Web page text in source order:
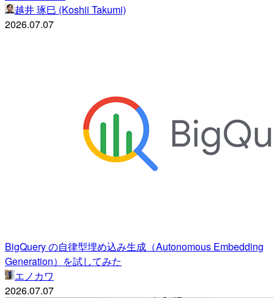
越井 琢巳 (Koshii Takumi)
2026.07.07
BigQuery の自律型埋め込み生成（Autonomous Embedding
Generation）を試してみた
エノカワ
2026.07.07